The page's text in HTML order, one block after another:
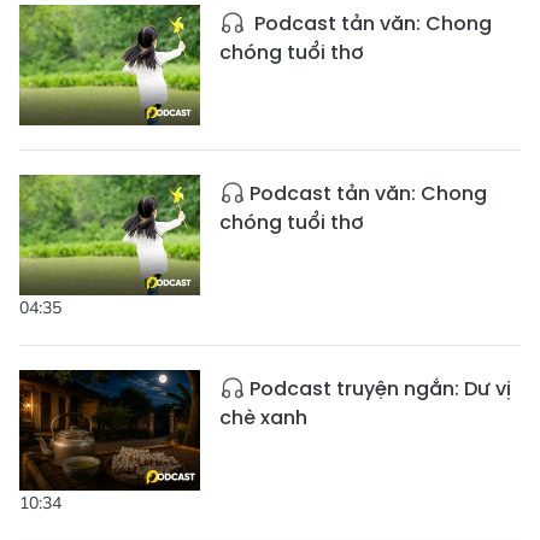
Podcast tản văn: Chong
chóng tuổi thơ
04:35
Podcast tản văn: Chong
chóng tuổi thơ
10:34
Podcast truyện ngắn: Dư vị
chè xanh